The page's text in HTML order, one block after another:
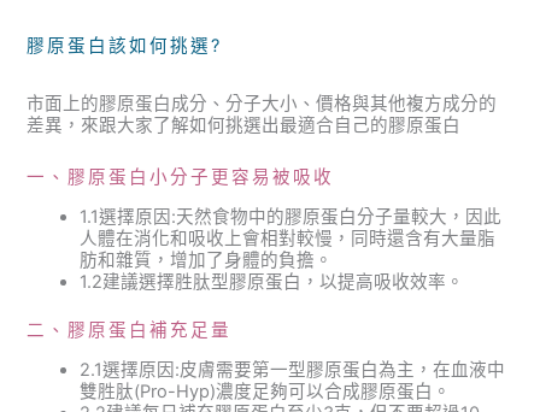
膠原蛋白該如何挑選?
市面上的膠原蛋白成分、分子大小、價格與其他複方成分的
差異，來跟大家了解如何挑選出最適合自己的膠原蛋白
一、膠原蛋白小分子更容易被吸收
1.1選擇原因:天然食物中的膠原蛋白分子量較大，因此
人體在消化和吸收上會相對較慢，同時還含有大量脂
肪和雜質，增加了身體的負擔。
1.2建議選擇胜肽型膠原蛋白，以提高吸收效率。
二、膠原蛋白補充足量
2.1選擇原因:皮膚需要第一型膠原蛋白為主，在血液中
雙胜肽(Pro-Hyp)濃度足夠可以合成膠原蛋白。